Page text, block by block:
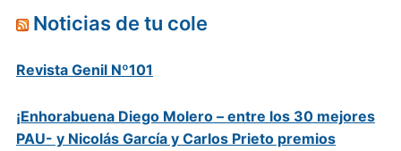
Noticias de tu cole
Revista Genil Nº101
¡Enhorabuena Diego Molero – entre los 30 mejores
PAU- y Nicolás García y Carlos Prieto premios